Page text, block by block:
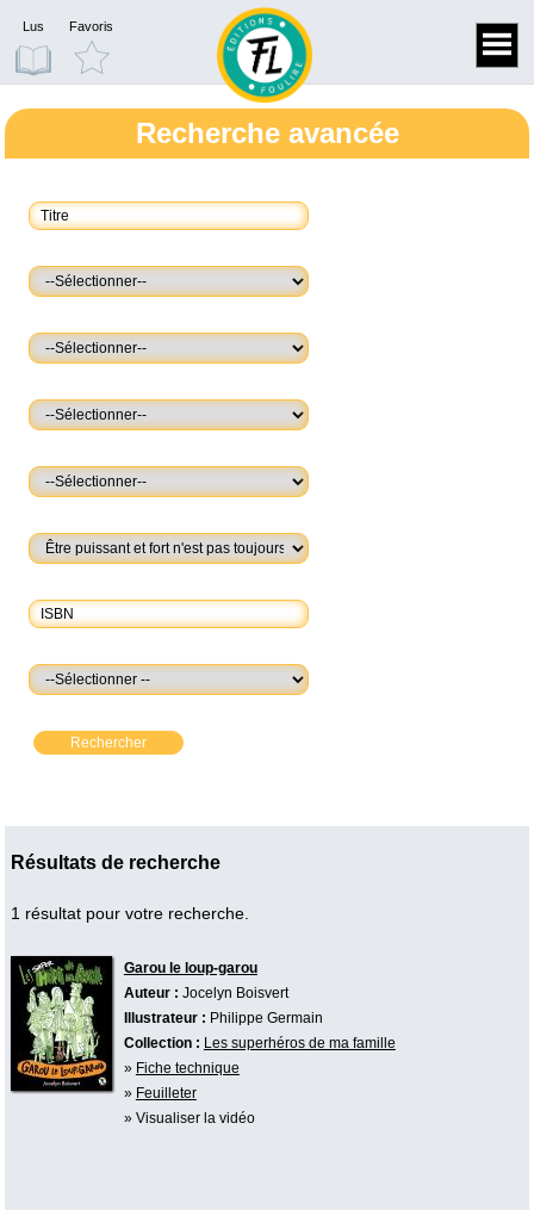
Lus Favoris
Recherche avancée
Rechercher
Résultats de recherche
1 résultat pour votre recherche.
Garou le loup-garou
Auteur : Jocelyn Boisvert
Illustrateur : Philippe Germain
Collection : Les superhéros de ma famille
» Fiche technique
» Feuilleter
» Visualiser la vidéo